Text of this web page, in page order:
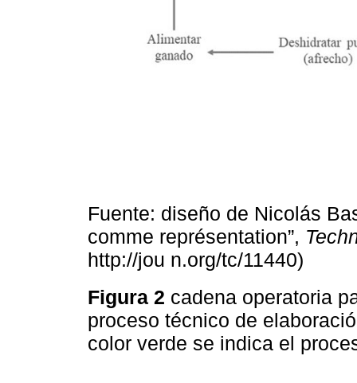
Fuente: diseño de Nicolás
comme représentation”,
http://jou n.org/tc/11440)
Figura 2 cadena operatoria
proceso técnico de
color verde se indica el